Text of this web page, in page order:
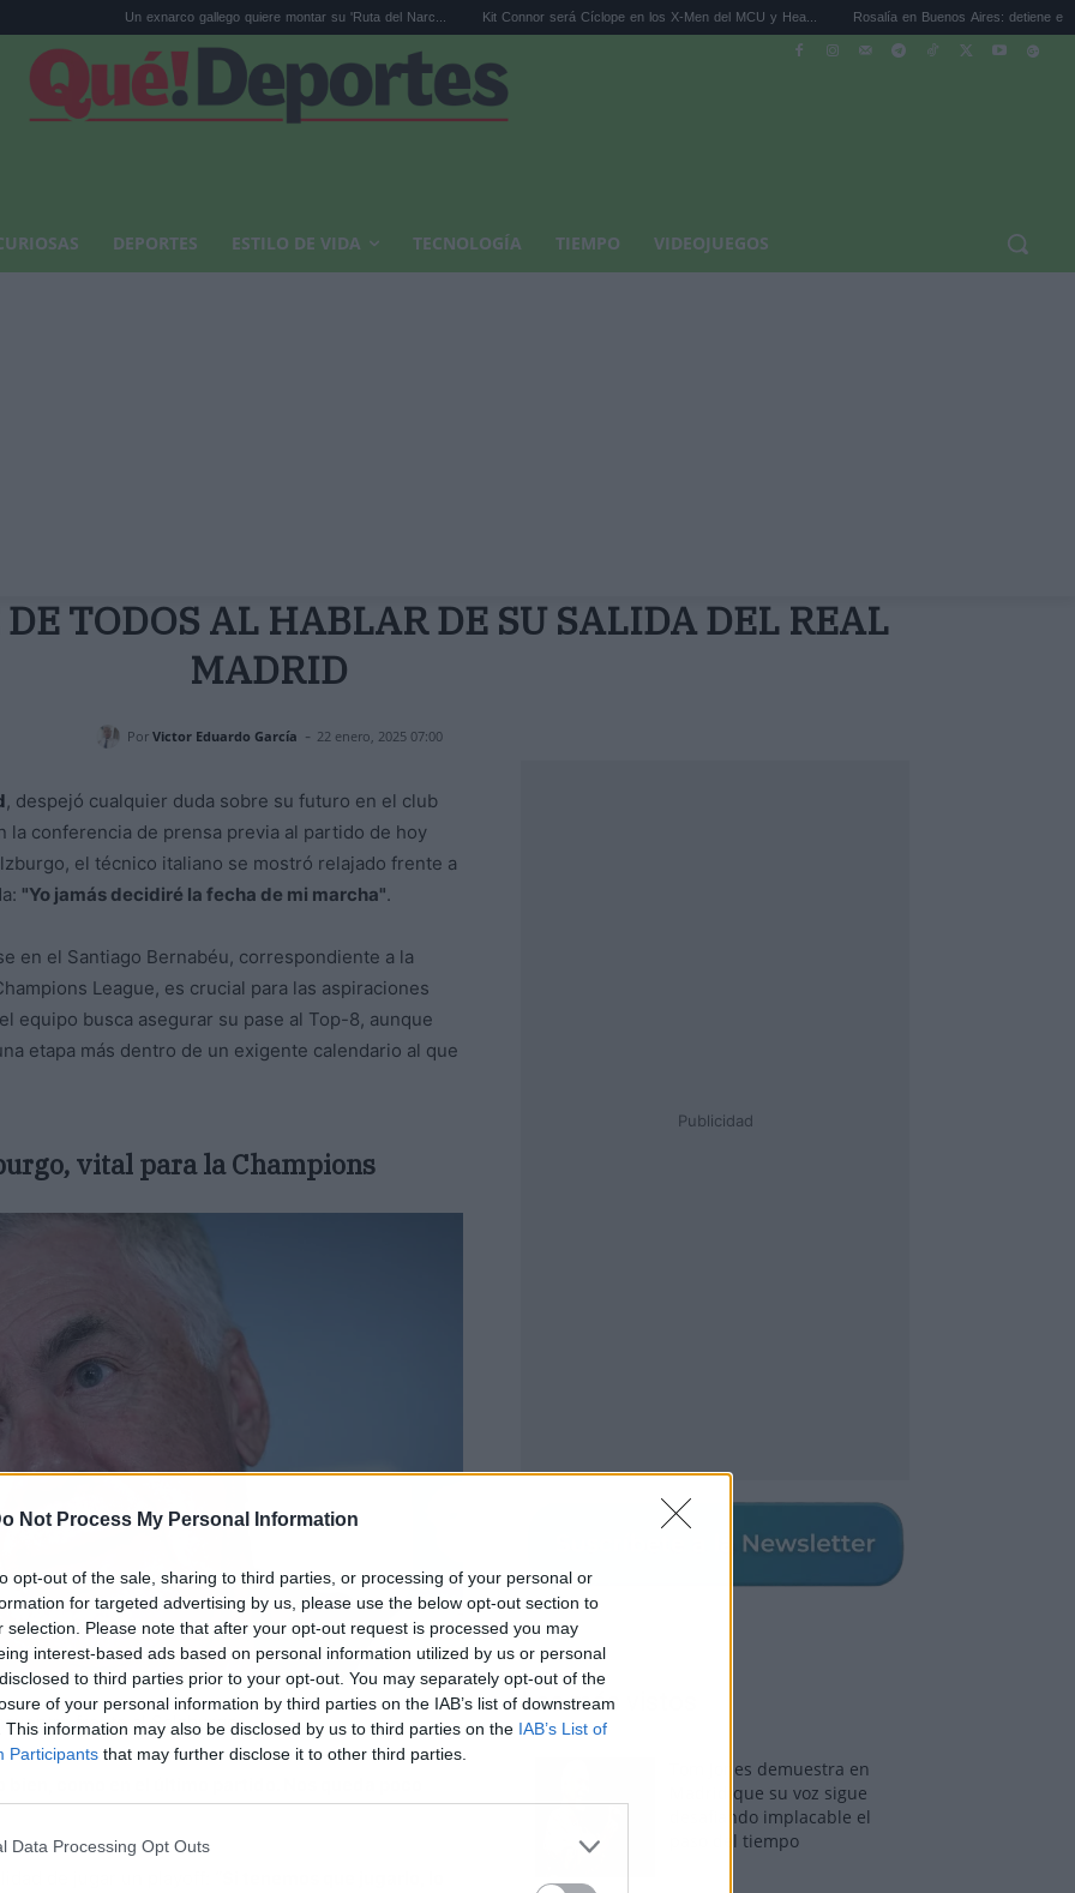
Not Process My Personal Information
opt-out of the sale, sharing to third parties, or processing of your personal or
for targeted advertising by us, please use the below opt-out section to
selection. Please note that after your opt-out request is processed you may
interest-based ads based on personal information utilized by us or personal
to third parties prior to your opt-out. You may separately opt-out of the
of your personal information by third parties on the IAB’s list of downstream
This information may also be disclosed by us to third parties on the IAB’s List of
Participants that may further disclose it to other third parties.
Data Processing Opt Outs
Un exnarco gallego quiere montar su 'Ruta del Narc... Kit Connor será Cíclope en los X-Men del MCU y Hea... Rosalía en Buenos Aires: detiene el tráfico y
DEPORTES ESTILO DE VIDA TECNOLOGÍA TIEMPO VIDEOJUEGOS
TODOS AL HABLAR DE SU SALIDA DEL REAL
MADRID
Por Victor Eduardo García - 22 enero, 2025 07:00
, despejó cualquier duda sobre su futuro en el club
la conferencia de prensa previa al partido de hoy
el técnico italiano se mostró relajado frente a
"Yo jamás decidiré la fecha de mi marcha".
en el Santiago Bernabéu, correspondiente a la
League, es crucial para las aspiraciones
equipo busca asegurar su pase al Top-8, aunque
etapa más dentro de un exigente calendario al que
vital para la Champions
frente al Salzburgo.
como en el último partido. Nos queda poco
de jugar un playoff:
Publicidad
Los más vistos
Tom Jones demuestra en
Madrid que su voz sigue
desafiando implacable el
paso del tiempo